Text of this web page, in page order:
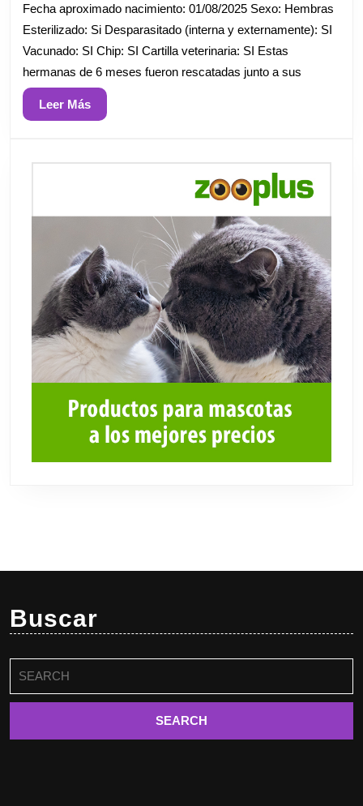
2026
Fecha aproximado nacimiento: 01/08/2025 Sexo: Hembras
Esterilizado: Si Desparasitado (interna y externamente): SI
Vacunado: SI Chip: SI Cartilla veterinaria: SI Estas
hermanas de 6 meses fueron rescatadas junto a sus
Leer MásLeer
Más
Buscar